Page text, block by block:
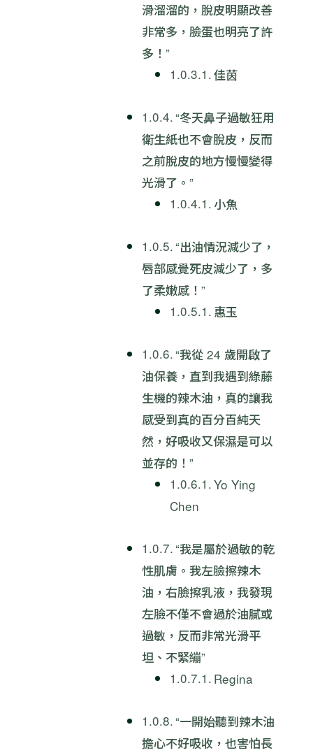
滑溜溜的，脫皮明顯改善
非常多，臉蛋也明亮了許
多！”
佳茵
“冬天鼻子過敏狂用
衛生紙也不會脫皮，反而
之前脫皮的地方慢慢變得
光滑了。”
小魚
“出油情況減少了，
唇部感覺死皮減少了，多
了柔嫩感！”
惠玉
“我從 24 歲開啟了
油保養，直到我遇到綠藤
生機的辣木油，真的讓我
感受到真的百分百純天
然，好吸收又保濕是可以
並存的！”
Yo Ying
Chen
“我是屬於過敏的乾
性肌膚。我左臉擦辣木
油，右臉擦乳液，我發現
左臉不僅不會過於油膩或
過敏，反而非常光滑平
坦、不緊繃”
Regina
“一開始聽到辣木油
擔心不好吸收，也害怕長